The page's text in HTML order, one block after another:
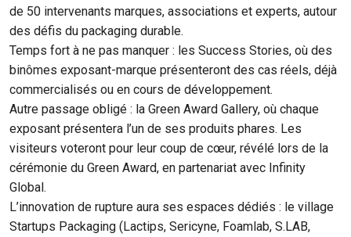
de 50 intervenants marques, associations et experts, autour
des défis du packaging durable.
Temps fort à ne pas manquer : les Success Stories, où des
binômes exposant-marque présenteront des cas réels, déjà
commercialisés ou en cours de développement.
Autre passage obligé : la Green Award Gallery, où chaque
exposant présentera l’un de ses produits phares. Les
visiteurs voteront pour leur coup de cœur, révélé lors de la
cérémonie du Green Award, en partenariat avec Infinity
Global.
L’innovation de rupture aura ses espaces dédiés : le village
Startups Packaging (Lactips, Sericyne, Foamlab, S.LAB,